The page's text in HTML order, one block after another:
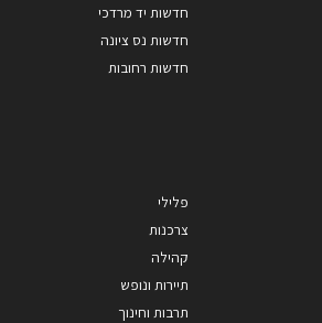
חדשות יד מרדכי
חדשות נס ציונה
חדשות רחובות
פלילי
צרכנות
קהילה
תיירות ונופש
תרבות וחינוך